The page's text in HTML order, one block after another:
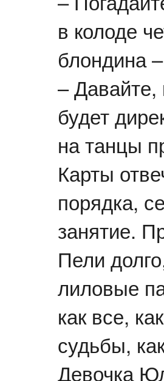
в колоде
блондина
– Давайте,
будет
на танцы
Карты
порядка,
занятие.
Пели
лиловые
как все,
судьбы,
Девочка